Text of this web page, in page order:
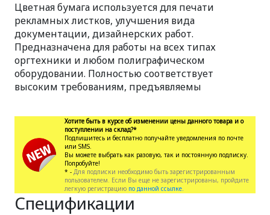
Цветная бумага используется для печати
рекламных листков, улучшения вида
документации, дизайнерских работ.
Предназначена для работы на всех типах
оргтехники и любом полиграфическом
оборудовании. Полностью соответствует
высоким требованиям, предъявляемы
Хотите быть в курсе об изменении цены данного товара и о
поступлении на склад?*
Подпишитесь и бесплатно получайте уведомления по почте
или SMS.
Вы можете выбрать как разовую, так и постоянную подписку.
Попробуйте!
* - Для подписки необходимо быть зарегистрированным
пользователем. Если Вы еще не зарегистрированы, пройдите
легкую регистрацию по данной ссылке.
Спецификации